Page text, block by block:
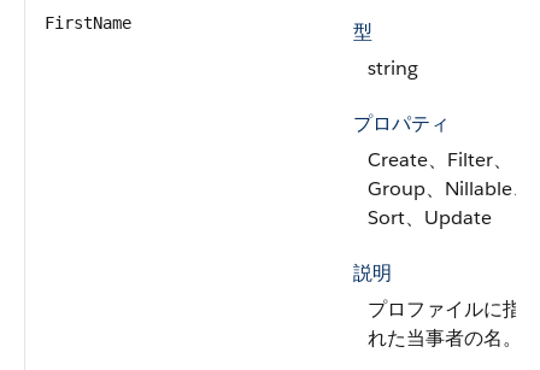
FirstName
型
string
プロパティ
Create、Filter、
Group、Nillable、
Sort、Update
説明
プロファイルに指
れた当事者の名。